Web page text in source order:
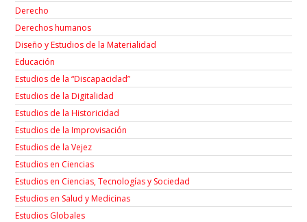
Derecho
Derechos humanos
Diseño y Estudios de la Materialidad
Educación
Estudios de la “Discapacidad”
Estudios de la Digitalidad
Estudios de la Historicidad
Estudios de la Improvisación
Estudios de la Vejez
Estudios en Ciencias
Estudios en Ciencias, Tecnologías y Sociedad
Estudios en Salud y Medicinas
Estudios Globales